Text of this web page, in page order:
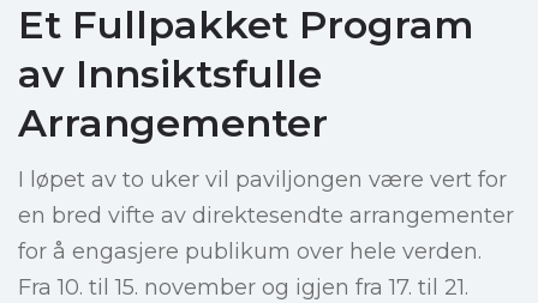
Et Fullpakket Program
av Innsiktsfulle
Arrangementer
I løpet av to uker vil paviljongen være vert for
en bred vifte av direktesendte arrangementer
for å engasjere publikum over hele verden.
Fra 10. til 15. november og igjen fra 17. til 21.